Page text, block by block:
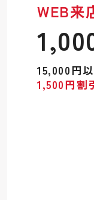
WEB来
15,000円
1,500円割